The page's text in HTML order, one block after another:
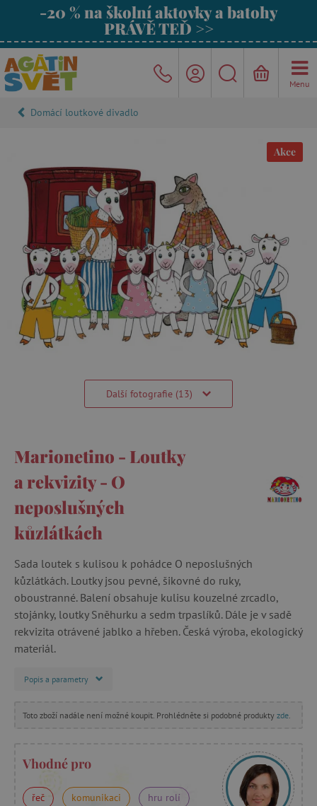
-20 % na školní aktovky a batohy
PRÁVĚ TEĎ >>
Menu
Domácí loutkové divadlo
Akce
Další fotografie (13)
Marionetino - Loutky
a rekvizity - O
neposlušných
kůzlátkách
Sada loutek s kulisou k pohádce O neposlušných
kůzlátkách. Loutky jsou pevné, šikovné do ruky,
oboustranné. Balení obsahuje kulisu kouzelné zrcadlo,
stojánky, loutky Sněhurku a sedm trpaslíků. Dále je v sadě
rekvizita otrávené jablko a hřeben. Česká výroba, ekologický
materiál.
Popis a parametry
Toto zboží nadále není možné koupit. Prohlédněte si podobné produkty zde
Vhodné pro
řeč komunikaci hru rolí